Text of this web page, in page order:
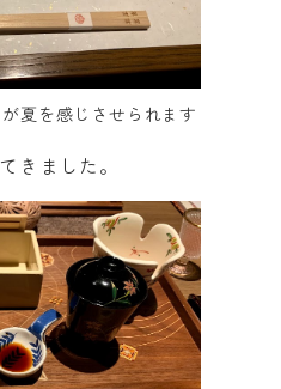
夏を感じさせられます
きました。